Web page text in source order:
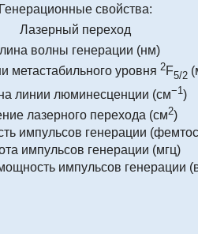
Генерационные свойства:
Лазерный переход
волны генерации (нм)
метастабильного уровня2F5/2
линии люминесценции (см−1)
лазерного перехода (см2)
импульсов генерации
импульсов генерации (мгц)
импульсов генерации